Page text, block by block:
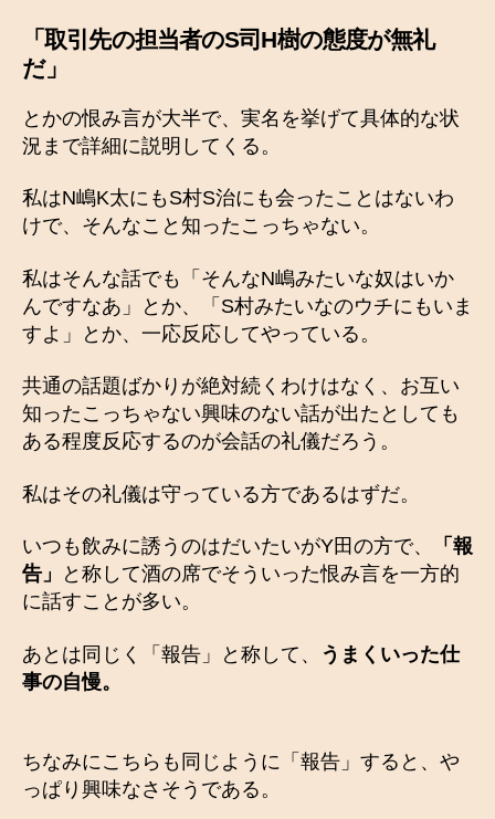
「取引先の担当者のS司H樹の態度が無礼
だ」
とかの恨み言が大半で、実名を挙げて具体的な状
況まで詳細に説明してくる。
私はN嶋K太にもS村S治にも会ったことはないわ
けで、そんなこと知ったこっちゃない。
私はそんな話でも「そんなN嶋みたいな奴はいか
んですなあ」とか、「S村みたいなのウチにもいま
すよ」とか、一応反応してやっている。
共通の話題ばかりが絶対続くわけはなく、お互い
知ったこっちゃない興味のない話が出たとしても
ある程度反応するのが会話の礼儀だろう。
私はその礼儀は守っている方であるはずだ。
いつも飲みに誘うのはだいたいがY田の方で、
「報
告」
と称して酒の席でそういった恨み言を一方的
に話すことが多い。
あとは同じく「報告」と称して、 うまくいった仕
事の自慢。
ちなみにこちらも同じように「報告」すると、や
っぱり興味なさそうである。